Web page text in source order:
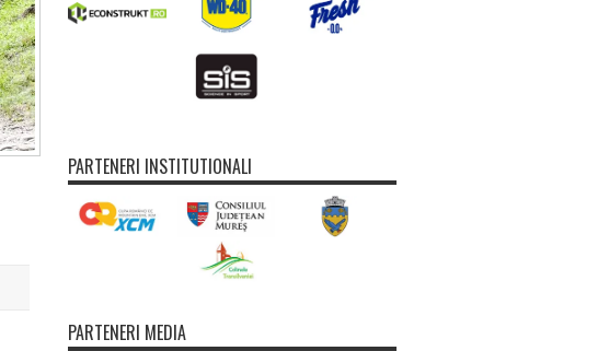
PARTENERI INSTITUTIONALI
PARTENERI MEDIA